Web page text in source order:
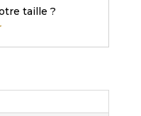
taille ?